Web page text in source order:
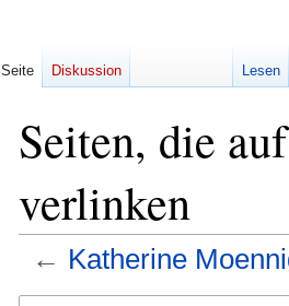
Seiten, die
verlinken
← Katherine
Seite Diskussion Lesen